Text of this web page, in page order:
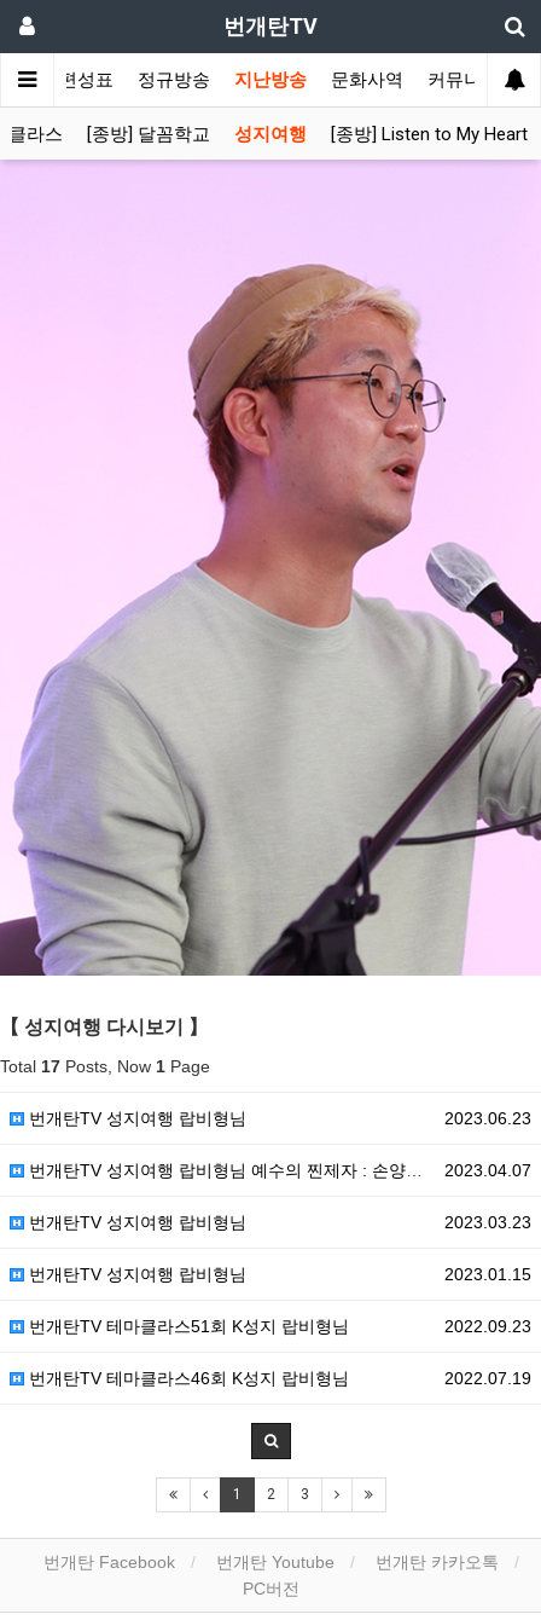
번개탄TV
주간 편성표 정규방송 지난방송 문화사역 커뮤니티
클라스 [종방] 달꼼학교 성지여행 [종방] Listen to My Heart
【 성지여행 다시보기 】
Total 17 Posts, Now 1 Page
2023.06.23
번개탄TV 성지여행 랍비형님
2023.04.07
번개탄TV 성지여행 랍비형님 예수의 찐제자 : 손양원 목사님, 그리고 우리도!
2023.03.23
번개탄TV 성지여행 랍비형님
2023.01.15
번개탄TV 성지여행 랍비형님
2022.09.23
번개탄TV 테마클라스51회 K성지 랍비형님
2022.07.19
번개탄TV 테마클라스46회 K성지 랍비형님
1 2 3
번개탄 Facebook 번개탄 Youtube
번개탄 카카오톡
PC버전